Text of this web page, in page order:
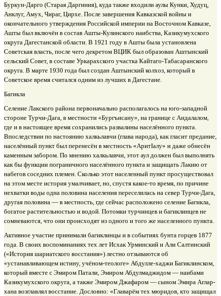
Буркун-Дарго (Старая Даргиния), куда также входили аулы Кунки, Худуц,
Анклуг, Амух, Чираг, Цирхе. После завершения Кавказской войны и
окончательного утверждения Российской империи на Восточном Кавказе,
Ашты был включён в состав Ашты-Кулинского наибства, Казикумухского
округа Дагестанской области. В 1921 году в Ашты была установлена
Советская власть, после чего декретом ВЦИК был образован Аштынский
сельский Совет, в составе Уркарахского участка Кайтаго-Табасаранского
округа. В марте 1930 года был создан Аштынский колхоз, который в
Советское время считался одним из лучших в Дагестане.
Багикла
Селение Лакского района первоначально располагалось на юго-западной
стороне Турчи-Дага, в местности «Бургъисану», на границе с Андалалом,
где и в настоящее время сохранились развалины населённого пункта.
Впоследствии по настоянию халкьлавчи (глава народа), как гласит предание,
населённый пункт был перенесён в местность «АритIалу» и даже обнесён
каменным забором. По мнению халкьлавчи, этот аул должен был выполнять
как бы функции пограничного населённого пункта и защищать Лакию от
набегов соседних племен. Сколько этот населенный пункт просуществовал
на этом месте история умалчивает, но, спустя какое-то время, по причине
нехватки воды одна половина населения переселилась на север Турчи-Дага,
другая половина — в местность, где сейчас расположено селение Багикла,
богатое растительностью и водой. Потомки турчинцев и багиклинцев не
сомневаются, что они происходят из одного и того же населенного пункта.
Активное участие принимали багиклинцы и в событиях бунта горцев 1877
года. В своих воспоминаниях тех лет Исхак Урминский и Али Салтинский
(«История шариатского восстания») лестно отзываются об
«устанавливающем истину, учёном-теологе» Абдулле-хаджи Багиклинском,
который вместе с Эмиром Патали, Эмиром Абдулмаджидом — наибами
Казикумухского округа, а также Эмиром Джафаром — сыном Эмира Аглар-
хана возглавлял восстание. Дословно: «Главарём тех мюридов, кто защищал